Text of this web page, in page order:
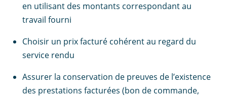
en utilisant des montants correspondant au
travail fourni
Choisir un prix facturé cohérent au regard du
service rendu
Assurer la conservation de preuves de l’existence
des prestations facturées (bon de commande,